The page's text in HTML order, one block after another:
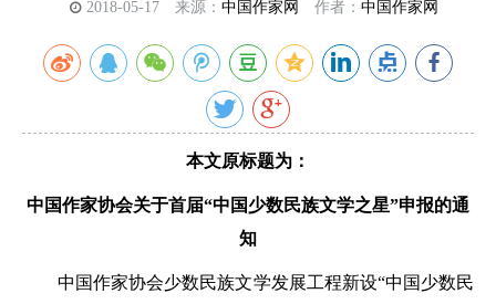
2018-05-17 来源： 中国作家网 作者： 中国作家网
本文原标题为：
中国作家协会关于首届“中国少数民族文学之星”申报的通
知
中国作家协会少数民族文学发展工程新设“中国少数民